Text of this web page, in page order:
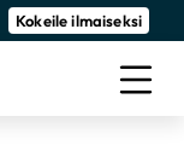
Kokeile ilmaiseksi